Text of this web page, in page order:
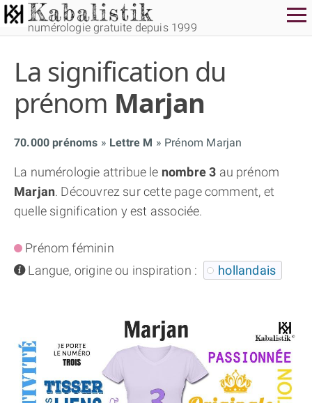
numérologie gratuite depuis 1999
La signification du
prénom Marjan
70.000 prénoms Lettre M Prénom Marjan
La numérologie attribue le nombre 3 au prénom
Marjan. Découvrez sur cette page comment, et
quelle signification y est associée.
Prénom féminin
infoLangue, origine ou inspiration : hollandais
THÈME GRATUIT
THÈME NUMÉROLOGIQUE APPROFONDI
THÈME TEMPOREL
NUMÉROSCOPE
THÈME « DOUBLE JE »
APPRENDRE LA NUMÉROLOGIE